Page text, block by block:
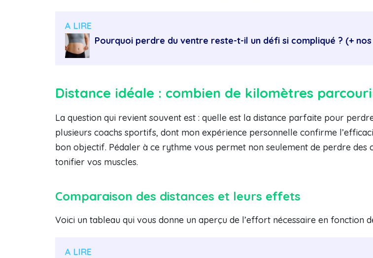
A LIRE
Pourquoi perdre du ventre reste-t-il un défi si compliqué ? (+
Distance idéale : combien de kilomètres
La question qui revient souvent est : quelle est la distance parfaite pour
plusieurs coachs sportifs, dont mon expérience personnelle confirme
bon objectif. Pédaler à ce rythme vous permet non seulement de perdre des
tonifier vos muscles.
Comparaison des distances et leurs effets
Voici un tableau qui vous donne un aperçu de l’effort nécessaire en fonction
A LIRE